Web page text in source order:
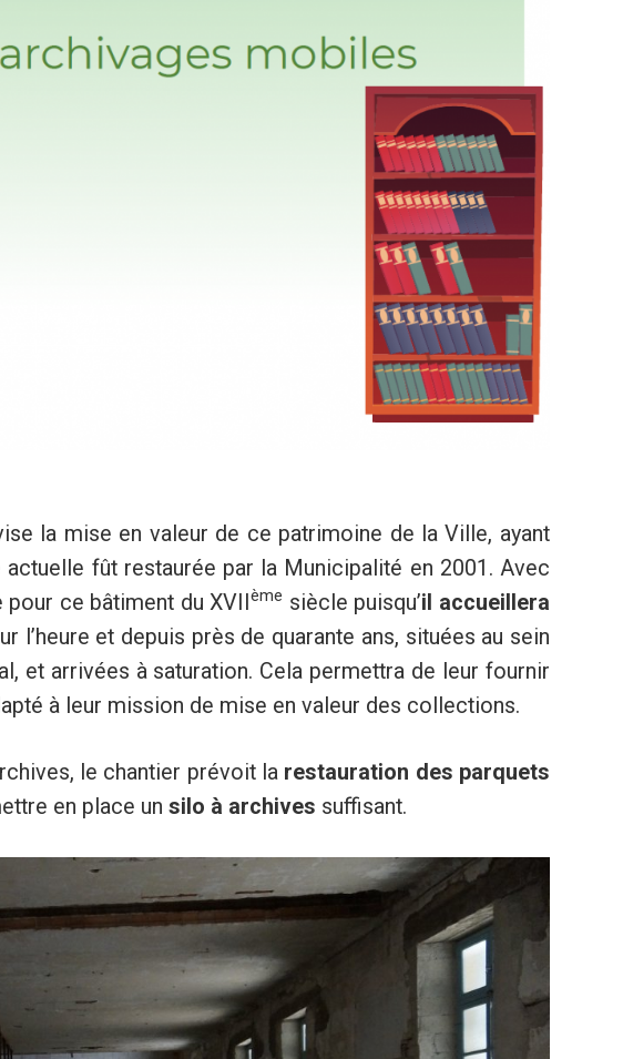
la mise en valeur de ce patrimoine de la Ville, ayant
fût restaurée par la Municipalité en 2001. Avec
pour ce bâtiment du XVIIème siècle puisqu’il accueillera
l’heure et depuis près de quarante ans, situées au sein
et arrivées à saturation. Cela permettra de leur fournir
à leur mission de mise en valeur des collections.
le chantier prévoit la restauration des parquets
en place un silo à archives suffisant.